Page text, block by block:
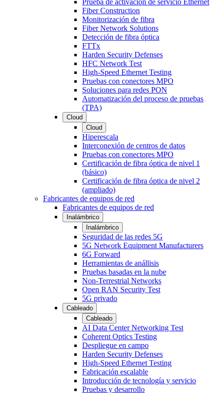
Prueba de activación de servicio Ethernet
Fiber Construction
Monitorización de fibra
Fiber Network Solutions
Detección de fibra óptica
FTTx
Harden Security Defenses
HFC Network Test
High-Speed Ethernet Testing
Pruebas con conectores MPO
Soluciones para redes PON
Automatización del proceso de pruebas
(TPA)
Cloud
Cloud
Hiperescala
Interconexión de centros de datos
Pruebas con conectores MPO
Certificación de fibra óptica de nivel 1
(básico)
Certificación de fibra óptica de nivel 2
(ampliado)
Fabricantes de equipos de red
Fabricantes de equipos de red
Inalámbrico
Inalámbrico
Seguridad de las redes 5G
5G Network Equipment Manufacturers
6G Forward
Herramientas de anállisis
Pruebas basadas en la nube
Non-Terrestrial Networks
Open RAN Security Test
5G privado
Cableado
Cableado
AI Data Center Networking Test
Coherent Optics Testing
Despliegue en campo
Harden Security Defenses
High-Speed Ethernet Testing
Fabricación escalable
Introducción de tecnología y servicio
Pruebas y desarrollo